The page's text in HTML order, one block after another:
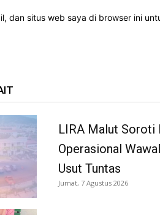
dan situs web saya di browser ini
LIRA Malut Soroti
Operasional
Usut Tuntas
Jumat, 7 Agustus 2026